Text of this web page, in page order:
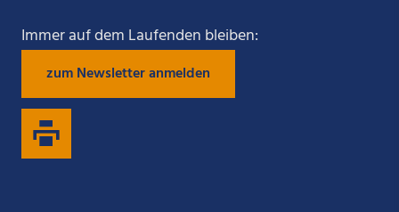
Sie
uns
auf
Sie
uns
Sie
uns
Sie
Immer auf dem Laufenden bleiben:
zum Newsletter anmelden